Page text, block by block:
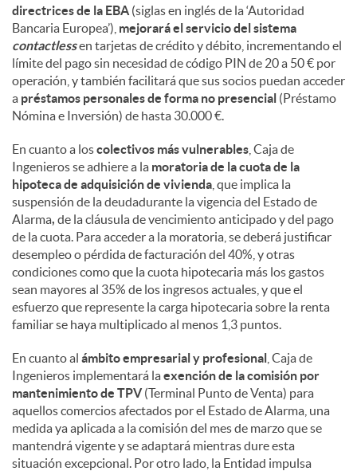
directrices de la EBA (siglas en inglés de la ‘Autoridad
Bancaria Europea’), mejorará el servicio del sistema
contactlessen tarjetas de crédito y débito, incrementando el
límite del pago sin necesidad de código PIN de 20 a 50 € por
operación, y también facilitará que sus socios puedan acceder
a préstamos personales de forma no presencial (Préstamo
Nómina e Inversión) de hasta 30.000 €.
En cuanto a loscolectivos más vulnerables , Caja de
Ingenieros se adhiere a la moratoria de la cuota de la
hipoteca de adquisición de vivienda , que implica la
suspensión de la deudadurante la vigencia del Estado de
Alarma, de la cláusula de vencimiento anticipado y del pago
de la cuota. Para acceder a la moratoria, se deberá justificar
desempleo o pérdida de facturación del 40%, y otras
condiciones como que la cuota hipotecaria más los gastos
sean mayores al 35% de los ingresos actuales, y que el
esfuerzo que represente la carga hipotecaria sobre la renta
familiar se haya multiplicado al menos 1,3 puntos.
En cuanto al ámbito empresarial y profesional , Caja de
Ingenieros implementará laexención de la comisión por
mantenimiento de TPV(Terminal Punto de Venta) para
aquellos comercios afectados por el Estado de Alarma, una
medida ya aplicada a la comisión del mes de marzo que se
mantendrá vigente y se adaptará mientras dure esta
situación excepcional. Por otro lado, la Entidad impulsa